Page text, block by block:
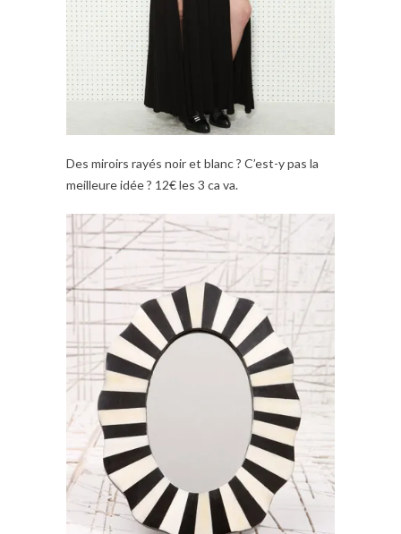
Des miroirs rayés noir et blanc ? C’est-y pas la
meilleure idée ? 12€ les 3 ca va.